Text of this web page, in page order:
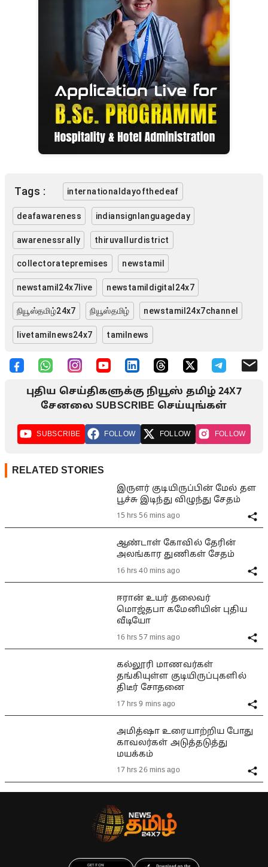
Tags : internationaldayofthedeaf
deafawareness indiansignlanguageday
awarenessrally thiruvallurdistrict
collectoratepremises newstamil
newstamil24x7live newstamildigital24x7
நியூஸ்தமிழ்24x7 நியூஸ்தமிழ் newstamil24x7channel
livetamilnews24x7 tamilnews
புதிய செய்திகளுக்கு நியூஸ் தமிழ் 24X7
சேனலை SUBSCRIBE செய்யுங்கள்
SUBSCRIBE FOLLOW FOLLOW FOLLOW
RELATED STORIES
இருளர் குடியிருப்பின் மேல் தள
பூச்சு இடிந்து விழுந்து சேதம்
15 hrs 56 mins ago
ஆண்டாள் கோவில் தேரின்
அலங்கார துணிகள் சேதம்
16 hrs 40 mins ago
ஈரான் உயர் தலைவர்
மொஜ்தபா கமேனியின் புதிய
வீடியோ
16 hrs 57 mins ago
கல்லூரி மாணவர்கள்
தங்கியுள்ள குடியிருப்புகளில்
திடீர் சோதனை
17 hrs 9 mins ago
அமித்ஷா உரையாற்றிய போது
காவலர்கள் அடுத்தடுத்து
மயக்கம்
17 hrs 26 mins ago